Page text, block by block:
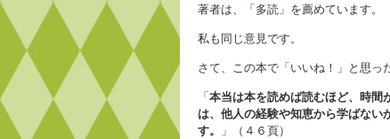
著者は、「多読」を薦めています。
私も同じ意見です。
さて、この本で「いいね！」と思っ
「本当は本を読めば読むほど、時間
は、他人の経験や知恵から学ばな
す。
」（４６頁）